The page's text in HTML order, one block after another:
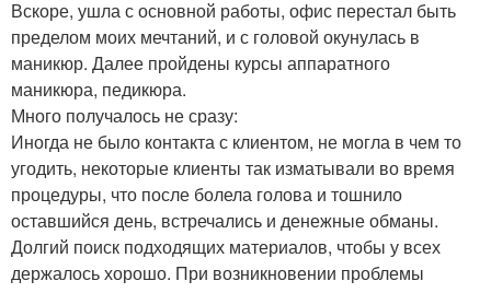
Вскоре, ушла с основной работы, офис перестал быть
пределом моих мечтаний, и с головой окунулась в
маникюр. Далее пройдены курсы аппаратного
маникюра, педикюра.
Много получалось не сразу:
Иногда не было контакта с клиентом, не могла в чем то
угодить, некоторые клиенты так изматывали во время
процедуры, что после болела голова и тошнило
оставшийся день, встречались и денежные обманы.
Долгий поиск подходящих материалов, чтобы у всех
держалось хорошо. При возникновении проблемы